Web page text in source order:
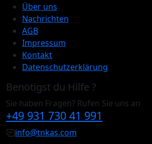
Über uns
Nachrichten
AGB
Impressum
Kontakt
Datenschutzerklärung
Benötigst du Hilfe ?
Sie haben Fragen? Rufen Sie uns an
+49 931 730 41 991
info@tnkas.com